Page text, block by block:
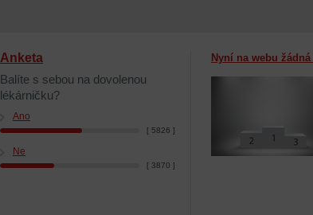
Anketa
Balíte s sebou na dovolenou
lékárničku?
Ano
[ 5826 ]
Ne
[ 3870 ]
Nyní na webu